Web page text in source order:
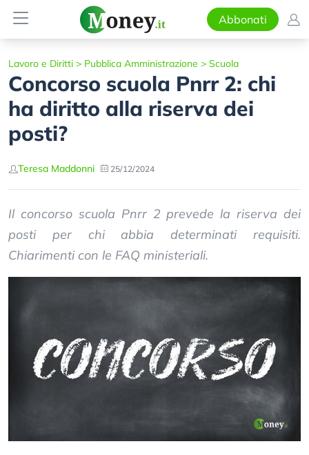
Abbonati
Lavoro e Diritti > Pubblica Amministrazione > Scuola
Concorso scuola Pnrr 2: chi
ha diritto alla riserva dei
posti?
Teresa Maddonni 25/12/2024
Il concorso scuola Pnrr 2 prevede la riserva dei
posti per chi abbia determinati requisiti.
Chiarimenti con le FAQ ministeriali.